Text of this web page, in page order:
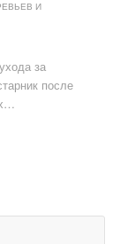
И
за
после